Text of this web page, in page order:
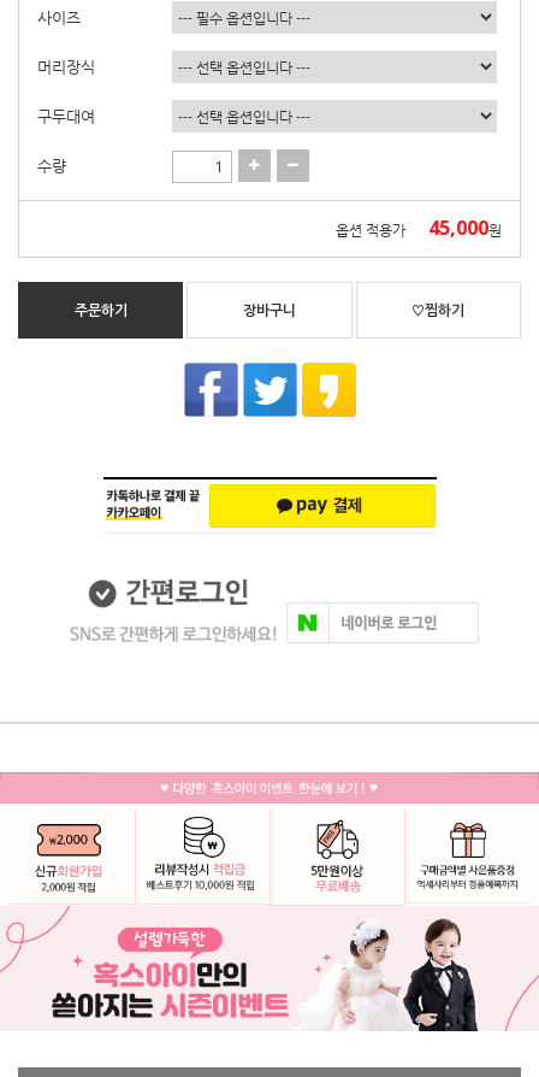
사이즈
머리장식
구두대여
수량
옵션 적용가 45,000원
주문하기 장바구니 ♡찜하기